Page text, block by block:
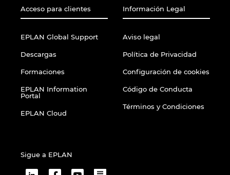
Acceso para clientes
EPLAN Global Support
Descargas
Formaciones
EPLAN Information
Portal
EPLAN Cloud
Información Legal
Aviso legal
Política de Privacidad
Configuración de cookies
Código de Conducta
Términos y Condiciones
Sigue a EPLAN